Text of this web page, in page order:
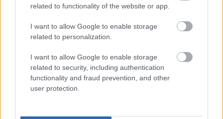
related to functionality of the website or app.
I want to allow Google to enable storage
related to personalization.
I want to allow Google to enable storage
related to security, including authentication
functionality and fraud prevention, and other
user protection.
ENERGIATAKARÉKOSSÁG: KORÁBBAN KEZDŐDIK